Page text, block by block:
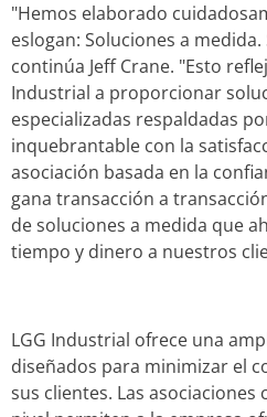
"Hemos elaborado
eslogan: Soluciones a
continúa Jeff Crane. "Esto
Industrial a proporcionar
especializadas respaldadas
inquebrantable con la
asociación basada en la
gana transacción a
de soluciones a medida que
tiempo y dinero a nuestros
LGG Industrial ofrece una
diseñados para minimizar el
sus clientes. Las